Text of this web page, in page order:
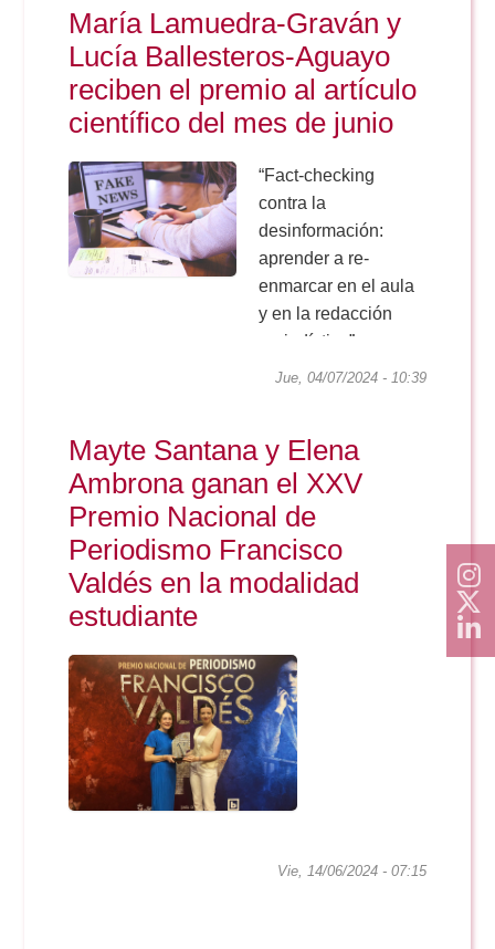
María Lamuedra-Graván y
Lucía Ballesteros-Aguayo
reciben el premio al artículo
científico del mes de junio
“Fact-checking
contra la
desinformación:
aprender a re-
enmarcar en el aula
y en la redacción
periodística”
publicado en la
Periodístico, y
firmado por los
profesores María
Lamuedra-...
Jue, 04/07/2024 - 10:39
Mayte Santana y Elena
Ambrona ganan el XXV
Premio Nacional de
Periodismo Francisco
Valdés en la modalidad
estudiante
Vie, 14/06/2024 - 07:15